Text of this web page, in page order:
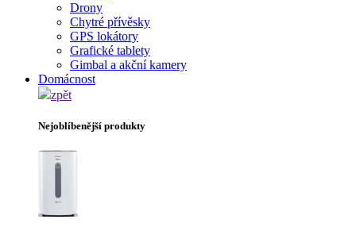
Drony
Chytré přívěsky
GPS lokátory
Grafické tablety
Gimbal a akční kamery
Domácnost
zpět
Nejoblíbenější produkty